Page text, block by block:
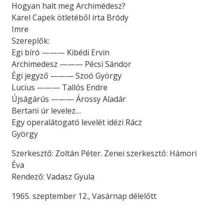
Hogyan halt meg Archimédesz?
Karel Capek ötletéből írta Bródy
Imre
Szereplők:
Egi bíró ——— Kibédi Ervin
Archimedesz ——— Pécsi Sándor
Égi jegyző ——— Szoó György
Lucius ——— Tallós Endre
Újságárús ——— Árossy Aladár
Bertani úr levelez…
Egy operalátogató levelét idézi Rácz
György
Szerkesztő: Zoltán Péter. Zenei szerkesztő: Hámori
Éva
Rendező: Vadasz Gyula
1965. szeptember 12., Vasárnap délelőtt